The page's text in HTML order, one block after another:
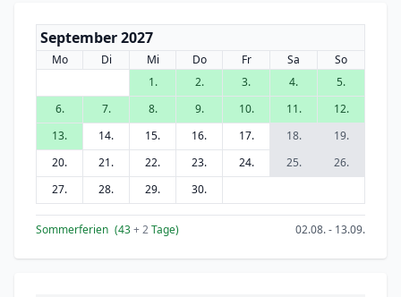
September 2027
Mo Di Mi Do Fr Sa
So
1.
2. 3. 4.
5.
6.
7. 8. 9. 10. 11.
12.
13.
14. 15. 16. 17. 18.
19.
20.
21. 22. 23. 24. 25.
26.
27.
28. 29. 30.
Sommerferien (43+ 2Tage) 02.08. - 13.09.